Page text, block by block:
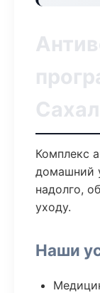
Комплекс
домашний
надолго,
уходу.
Наши